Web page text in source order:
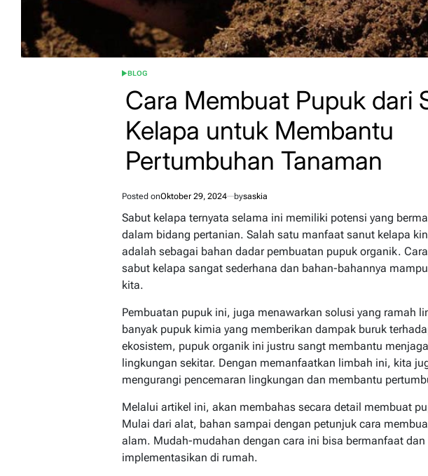
POSTED
BLOG
Cara Membuat Pupuk dari
Kelapa untuk Membantu
Pertumbuhan Tanaman
Posted onOktober 29, 2024 bysaskia
Sabut kelapa ternyata selama ini memiliki potensi yang
dalam bidang pertanian. Salah satu manfaat sanut kelapa
adalah sebagai bahan dadar pembuatan pupuk organik.
sabut kelapa sangat sederhana dan bahan-bahannya
kita.
Pembuatan pupuk ini, juga menawarkan solusi yang ramah
banyak pupuk kimia yang memberikan dampak buruk
ekosistem, pupuk organik ini justru sangt membantu
lingkungan sekitar. Dengan memanfaatkan limbah ini, kita
mengurangi pencemaran lingkungan dan membantu
Melalui artikel ini, akan membahas secara detail membuat
Mulai dari alat, bahan sampai dengan petunjuk cara
alam. Mudah-mudahan dengan cara ini bisa bermanfaat dan
implementasikan di rumah.